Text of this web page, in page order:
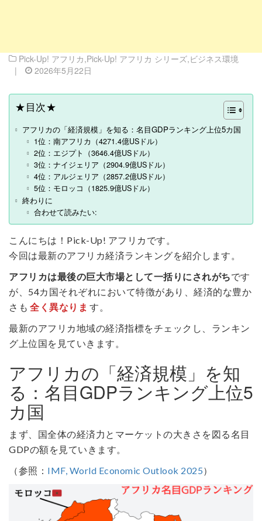
Pick-Up! アフリカ,Pick-Up! アフリカ シリーズ,ビジネス環境
|
2026年5月22日
★目次★
アフリカの「経済規模」を知る：名目GDPランキング上位5カ国
1位：南アフリカ（4271.4億USドル）
2位：エジプト（3646.4億USドル）
3位：ナイジェリア（2904.9億USドル）
4位：アルジェリア（2857.2億USドル）
5位：モロッコ（1825.9億USドル）
終わりに
合わせて読みたい:
こんにちは！Pick-Up! アフリカです。
今回は最新のアフリカ経済ランキングを紹介します。
アフリカは最後の巨大市場として一括りにされがちです
が、54カ国それぞれにおいて特徴があり、経済的な豊か
さも 全く異なりま す。
最新のアフリカ地域の経済指標をチェックし、ランキン
グ上位国を見ていきます。
アフリカの「経済規模」を知
る：名目GDPランキング上位5
カ国
まず、国全体の経済力とマーケットの大きさを図る名目
GDPの額を見ていきます。
（参照： IMF, World Economic Outlook 2025）